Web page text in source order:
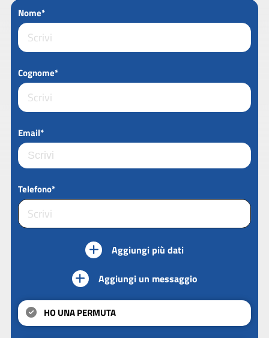
Nome*
Cognome*
Email*
Telefono*
Aggiungi più dati
Aggiungi un messaggio
HO UNA PERMUTA